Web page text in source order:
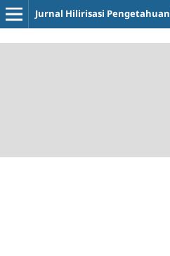
Jurnal Hilirisasi